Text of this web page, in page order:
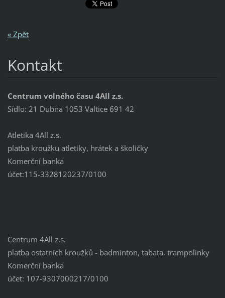
« Zpět
Kontakt
Centrum volného času 4All z.s.
Sídlo: 21 Dubna 1053 Valtice 691 42
Atletika 4All z.s.
platba kroužku atletiky, hrátek a školičky
Komerční banka
účet:115-3328120237/0100
Centrum 4All z.s.
platba ostatních kroužků - badminton, tabata, trampolinky
Komerční banka
účet: 107-9307000217/0100